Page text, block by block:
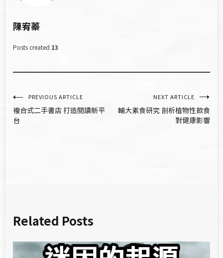
陳宥蓁
Posts created 13
文
章
PREVIOUS ARTICLE
複合式二手書店 打造閱讀新平
台
NEXT ARTICLE
輔大素食研究 剖析植物性飲食
對健康影響
Related Posts